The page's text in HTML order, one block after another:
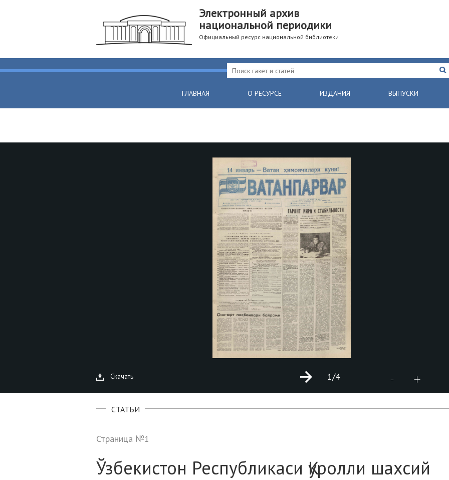
Электронный архив
национальной периодики
Официальный ресурс национальной библиотеки
ГЛАВНАЯ О РЕСУРСЕ ИЗДАНИЯ ВЫПУСКИ
Скачать - +
1/4
СТАТЬИ
Страница №1
Ўзбекистон Республикаси Қуролли шахсий